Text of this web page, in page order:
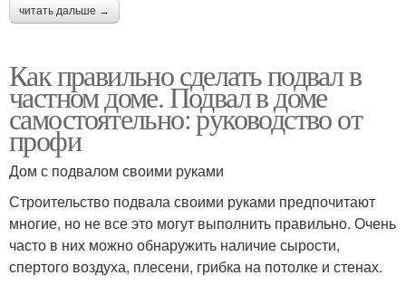
читать дальше →
Как правильно сделать подвал в
частном доме. Подвал в доме
самостоятельно: руководство от
профи
Дом с подвалом своими руками
Строительство подвала своими руками предпочитают
многие, но не все это могут выполнить правильно. Очень
часто в них можно обнаружить наличие сырости,
спертого воздуха, плесени, грибка на потолке и стенах.